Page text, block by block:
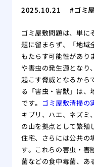
2025.10.21 ゴミ
ゴミ屋敷問題は、単に
題に留まらず、「地域
もたらす可能性があり
や害虫の発生源となり
起こす脅威となるから
る「害虫・害獣」は、
です。 ゴミ屋敷清掃の
キブリ、ハエ、ネズミ
の山を拠点として繁殖
住宅、さらには公共の
す。これらの害虫・害
菌などの食中毒菌、あ